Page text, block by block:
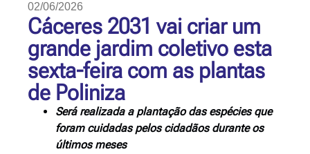
02/06/2026
Cáceres 2031 vai criar um
grande jardim coletivo esta
sexta-feira com as plantas
de Poliniza
Será realizada a plantação das espécies que
foram cuidadas pelos cidadãos durante os
últimos meses